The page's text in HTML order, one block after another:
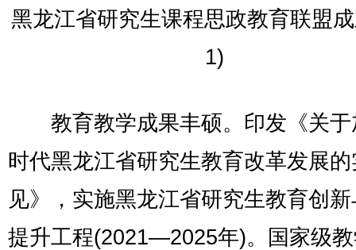
黑龙江省研究生课程思政教育联盟
1)
教育教学成果丰硕。印发《关于
时代黑龙江省研究生教育改革发展
见》，实施黑龙江省研究生教育创
提升工程(2021—2025年)。国家级